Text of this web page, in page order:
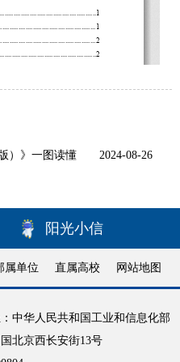
）》一图读懂 2024-08-26
阳光小信
属单位 直属高校 网站地图
中华人民共和国工业和信息化部
北京西长安街13号